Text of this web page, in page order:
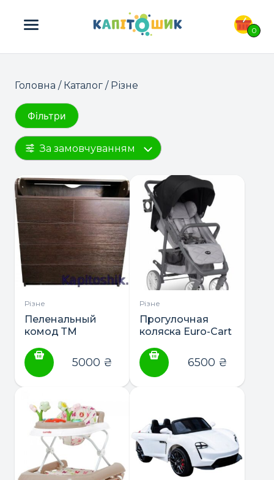
0
ПОШУК ТОВАРІВ:
Головна / Каталог / Різне
Фільтри
За замовчуванням
Різне
Пеленальный
комод ТМ
“Blumotion
Standart” 5000 ₴
Різне
Прогулочная
коляска Euro-Cart
6500 ₴